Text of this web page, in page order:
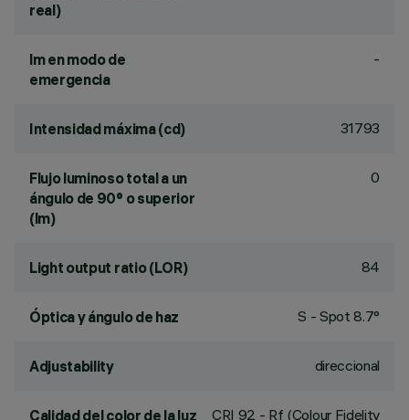
real)
lm en modo de
emergencia
-
Intensidad máxima (cd) 31793
Flujo luminoso total a un
ángulo de 90° o superior
(lm)
0
Light output ratio (LOR) 84
Óptica y ángulo de haz S - Spot 8.7°
Adjustability direccional
Calidad del color de la luz CRI 92 - Rf (Colour Fidelity